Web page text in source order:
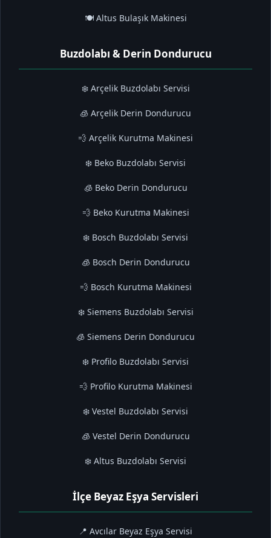
🍽️ Altus Bulaşık Makinesi
Buzdolabı & Derin Dondurucu
❄️ Arçelik Buzdolabı Servisi
🧊 Arçelik Derin Dondurucu
💨 Arçelik Kurutma Makinesi
❄️ Beko Buzdolabı Servisi
🧊 Beko Derin Dondurucu
💨 Beko Kurutma Makinesi
❄️ Bosch Buzdolabı Servisi
🧊 Bosch Derin Dondurucu
💨 Bosch Kurutma Makinesi
❄️ Siemens Buzdolabı Servisi
🧊 Siemens Derin Dondurucu
❄️ Profilo Buzdolabı Servisi
💨 Profilo Kurutma Makinesi
❄️ Vestel Buzdolabı Servisi
🧊 Vestel Derin Dondurucu
❄️ Altus Buzdolabı Servisi
İlçe Beyaz Eşya Servisleri
📍 Avcılar Beyaz Eşya Servisi